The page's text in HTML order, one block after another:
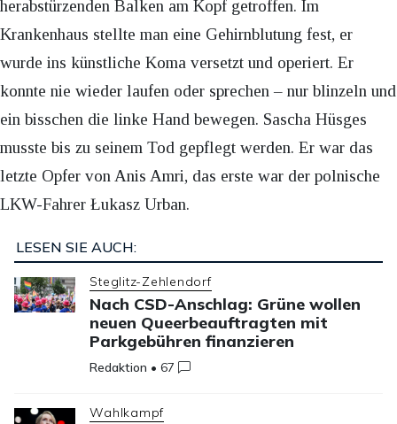
herabstürzenden Balken am Kopf getroffen. Im
Krankenhaus stellte man eine Gehirnblutung fest, er
wurde ins künstliche Koma versetzt und operiert. Er
konnte nie wieder laufen oder sprechen – nur blinzeln und
ein bisschen die linke Hand bewegen. Sascha Hüsges
musste bis zu seinem Tod gepflegt werden. Er war das
letzte Opfer von Anis Amri, das erste war der polnische
LKW-Fahrer Łukasz Urban.
LESEN SIE AUCH:
Steglitz-Zehlendorf
Nach CSD-Anschlag: Grüne wollen
neuen Queerbeauftragten mit
Parkgebühren finanzieren
Redaktion •67
Wahlkampf